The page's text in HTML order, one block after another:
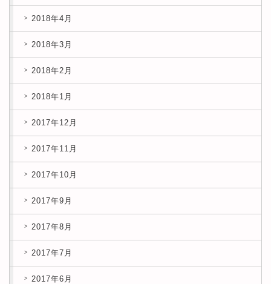
2018年4月
2018年3月
2018年2月
2018年1月
2017年12月
2017年11月
2017年10月
2017年9月
2017年8月
2017年7月
2017年6月